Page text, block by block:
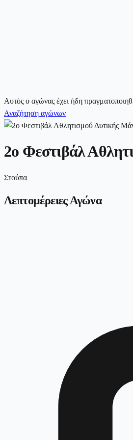
Αυτός ο αγώνας έχει ήδη
Αναζήτηση αγώνων
2ο Φεστιβάλ
Στούπα
Λεπτομέρειες Αγώνα